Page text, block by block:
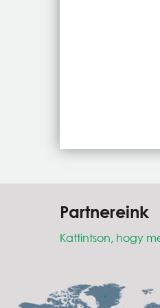
Partnereink
Kattintson, hogy